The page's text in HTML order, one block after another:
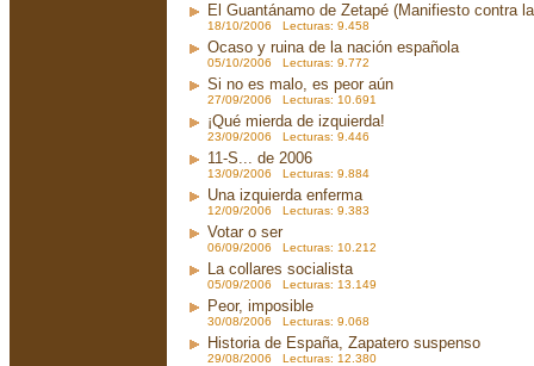
El Guantánamo de Zetapé (Manifiesto contra
18/10/2006 Lecturas: 9.458
Ocaso y ruina de la nación española
05/10/2006 Lecturas: 9.772
Si no es malo, es peor aún
27/09/2006 Lecturas: 10.691
¡Qué mierda de izquierda!
23/09/2006 Lecturas: 9.446
11-S... de 2006
13/09/2006 Lecturas: 9.884
Una izquierda enferma
12/09/2006 Lecturas: 9.383
Votar o ser
06/09/2006 Lecturas: 10.212
La collares socialista
05/09/2006 Lecturas: 13.149
Peor, imposible
30/08/2006 Lecturas: 9.068
Historia de España, Zapatero suspenso
29/08/2006 Lecturas: 12.380